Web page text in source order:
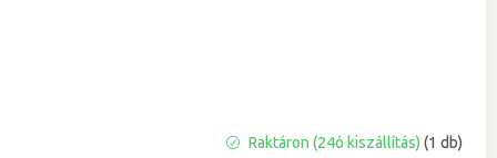
Raktáron (24ó kiszállítás)(1 db)